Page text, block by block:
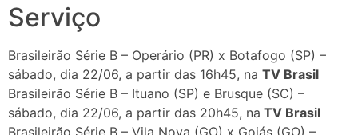
Serviço
Brasileirão Série B – Operário (PR) x Botafogo (SP) –
sábado, dia 22/06, a partir das 16h45, na TV Brasil
Brasileirão Série B – Ituano (SP) e Brusque (SC) –
sábado, dia 22/06, a partir das 20h45, na TV Brasil
Brasileirão Série B – Vila Nova (GO) x Goiás (GO) –